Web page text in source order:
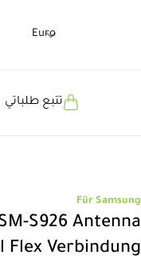
Euro
تتبع طلباتي
Für Samsung
S926 Antenna
Flex Verbindung